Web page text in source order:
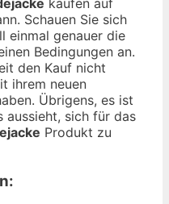
kaufen auf
Schauen Sie sich
einmal genauer die
Bedingungen an.
den Kauf nicht
ihrem neuen
Übrigens, es ist
aussieht, sich für das
Produkt zu